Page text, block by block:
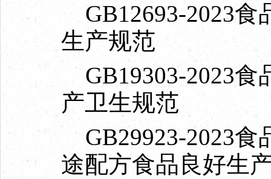
GB12693-2023食
生产规范
GB19303-2023食
产卫生规范
GB29923-2023食
途配方食品良好生